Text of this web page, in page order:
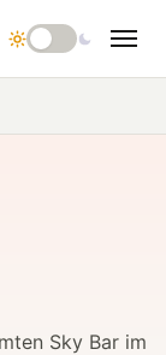
Sky Bar im